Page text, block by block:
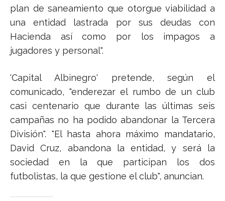
plan de saneamiento que otorgue viabilidad a
una entidad lastrada por sus deudas con
Hacienda así como por los impagos a
jugadores y personal".
'Capital Albinegro' pretende, según el
comunicado, "enderezar el rumbo de un club
casi centenario que durante las últimas seis
campañas no ha podido abandonar la Tercera
División". "El hasta ahora máximo mandatario,
David Cruz, abandona la entidad, y será la
sociedad en la que participan los dos
futbolistas, la que gestione el club", anuncian.